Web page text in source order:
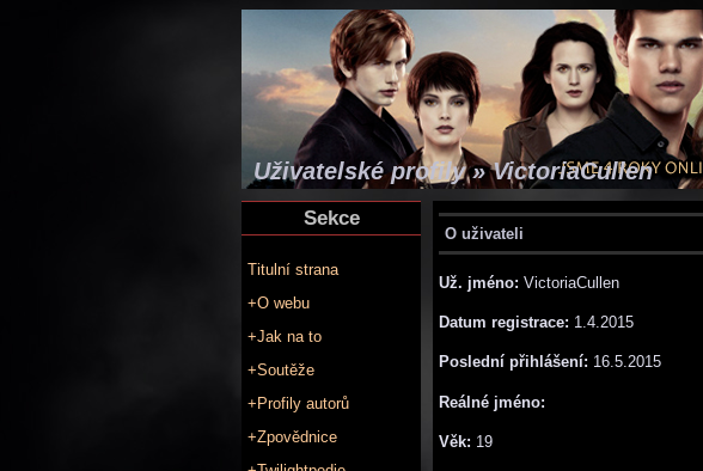
Uživatelské profily » VictoriaCullen
Sekce
Titulní strana
+O webu
+Jak na to
+Soutěže
+Profily autorů
+Zpovědnice
O uživateli
Už. jméno: VictoriaCullen
Datum registrace: 1.4.2015
Poslední přihlášení: 16.5.2015
Reálné jméno:
Věk: 19